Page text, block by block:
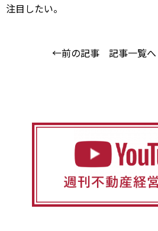
注目したい。
←前の記事 記事一覧へ